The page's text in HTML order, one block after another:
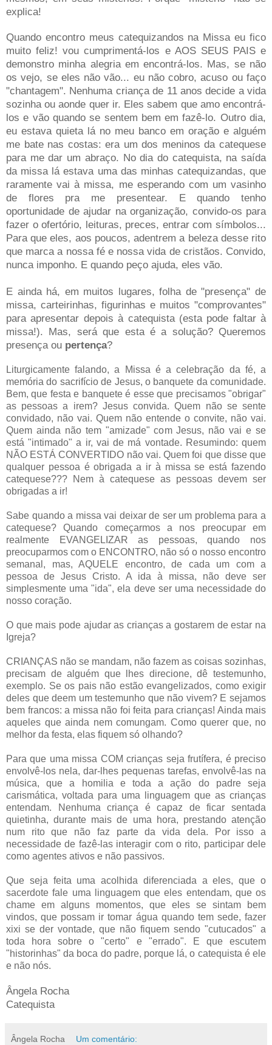
explica!
Quando encontro meus catequizandos na Missa eu fico
muito feliz! vou cumprimentá-los e AOS SEUS PAIS e
demonstro minha alegria em encontrá-los. Mas, se não
os vejo, se eles não vão... eu não cobro, acuso ou faço
"chantagem". Nenhuma criança de 11 anos decide a vida
sozinha ou aonde quer ir. Eles sabem que amo encontrá-
los e vão quando se sentem bemem fazê-lo. Outrodia,
eu estava quieta lá no meu banco em oração e alguém
me bate nas costas: era um dos meninos da catequese
para me dar um abraço. No dia do catequista, na saída
da missa lá estava uma das minhas catequizandas, que
raramente vai à missa, me esperando com um vasinho
de flores pra me presentear. E quando tenho
oportunidade de ajudar na organização, convido-os para
fazer o ofertório, leituras, preces, entrar com símbolos...
Para que eles, aos poucos, adentrem a beleza desse rito
que marca a nossa fé e nossa vida de cristãos. Convido,
nunca imponho. E quando peço ajuda, eles vão.
E ainda há, em muitos lugares, folha de "presença" de
missa, carteirinhas, figurinhas e muitos "comprovantes"
para apresentar depois à catequista (esta pode faltar à
missa!). Mas, será que esta é a solução? Queremos
presença ou pertença?
Liturgicamente falando, a Missa é a celebração da fé, a
memória do sacrifício de Jesus, o banquete da comunidade.
Bem, que festa e banquete é esse que precisamos "obrigar"
as pessoas a irem? Jesus convida. Quem não se sente
convidado, não vai. Quem não entende o convite, não vai.
Quem ainda não tem "amizade" com Jesus, não vai e se
está "intimado" a ir, vai de má vontade. Resumindo: quem
NÃO ESTÁ CONVERTIDO não vai. Quem foi que disse que
qualquer pessoa é obrigada a ir à missa se está fazendo
catequese??? Nem à catequese as pessoas devem ser
obrigadas a ir!
Sabe quando a missa vai deixar de ser um problema para a
catequese? Quando começarmos a nos preocupar em
realmente EVANGELIZAR as pessoas, quando nos
preocuparmos com o ENCONTRO, não só o nosso encontro
semanal, mas, AQUELE encontro, de cada um com a
pessoa de Jesus Cristo. A ida à missa, não deve ser
simplesmente uma "ida", ela deve ser uma necessidade do
nosso coração.
O que mais pode ajudar as crianças a gostarem de estar na
Igreja?
CRIANÇAS não se mandam, não fazem as coisas sozinhas,
precisam de alguém que lhes direcione, dê testemunho,
exemplo. Se os pais não estão evangelizados, como exigir
deles que deem um testemunho que não vivem? E sejamos
bem francos: a missa não foi feita para crianças! Ainda mais
aqueles que ainda nem comungam. Como querer que, no
melhor da festa, elas fiquem só olhando?
Para que uma missa COM crianças seja frutífera, é preciso
envolvê-los nela, dar-lhes pequenas tarefas, envolvê-las na
música, que a homilia e toda a ação do padre seja
carismática, voltada para uma linguagem que as crianças
entendam. Nenhuma criança é capaz de ficar sentada
quietinha, durante mais de uma hora, prestando atenção
num rito que não faz parte da vida dela. Por isso a
necessidade de fazê-las interagir com o rito, participar dele
como agentes ativos e não passivos.
Que seja feita uma acolhida diferenciada a eles, que o
sacerdote fale uma linguagem que eles entendam, que os
chame em alguns momentos, que eles se sintam bem
vindos, que possam ir tomar água quando tem sede, fazer
xixi se der vontade, que não fiquem sendo "cutucados" a
toda hora sobre o "certo" e "errado". E que escutem
"historinhas" da boca do padre, porque lá, o catequista é ele
e não nós.
Ângela Rocha
Catequista
Ângela Rocha Um comentário: